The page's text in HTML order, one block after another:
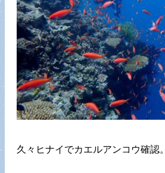
久々ヒナイでカエルアンコウ確認。